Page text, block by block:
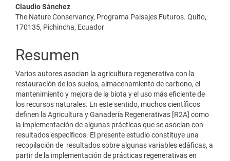
Contenido
principal
artículo
Claudio Sánchez
The Nature Conservancy, Programa Paisajes Futuros. Quito,
170135, Pichincha, Ecuador
Resumen
Varios autores asocian la agricultura regenerativa con la
restauración de los suelos, almacenamiento de carbono, el
mantenimiento y mejora de la biota y el uso más eficiente de
los recursos naturales. En este sentido, muchos científicos
definen la Agricultura y Ganadería Regenerativas [R2A] como
la implementación de algunas prácticas que se asocian con
resultados específicos. El presente estudio constituye una
recopilación de resultados sobre algunas variables edáficas, a
partir de la implementación de prácticas regenerativas en